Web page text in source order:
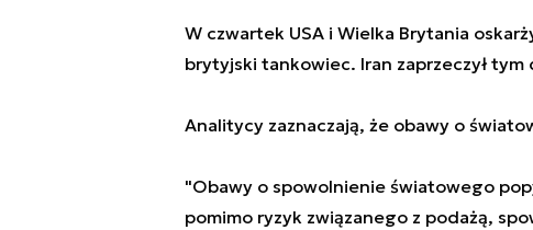
W czwartek USA i Wielka Brytania
brytyjski tankowiec. Iran zaprzeczył tym
Analitycy zaznaczają, że obawy o
"Obawy o spowolnienie światowego
pomimo ryzyk związanego z podażą,